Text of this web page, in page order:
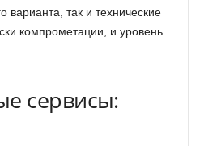
так и технические
компрометации, и уровень
сервисы: